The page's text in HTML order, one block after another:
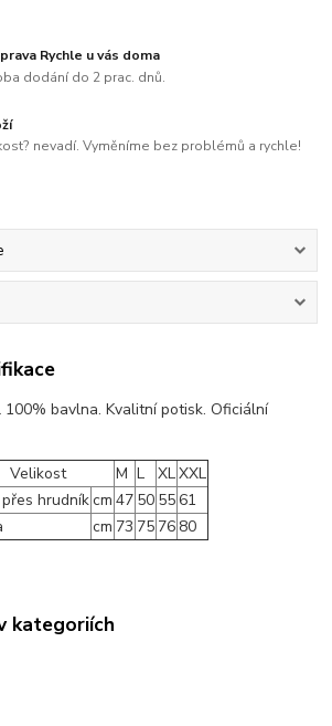
Rychle u vás doma
dodání do 2 prac. dnů.
nevadí. Vyměníme bez problémů a rychle!
100% bavlna. Kvalitní potisk. Oficiální
Velikost
M L XLXXL
hrudníkcm 47 50 5561
cm 73 75 76 80
kategoriích